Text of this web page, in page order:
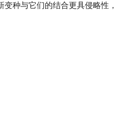
种与它们的结合更具侵略性，